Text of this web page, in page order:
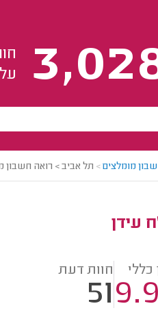
על
מומלצים> תל אביב > רואה חשבון
עידן
כללי חוות דעת
51